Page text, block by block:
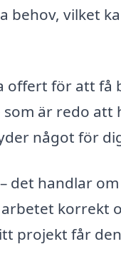
behov, vilket
offert för att få
är redo att
något för
det handlar
korrekt
projekt får den